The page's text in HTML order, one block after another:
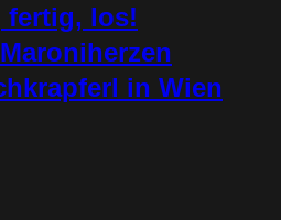
fertig, los!
in Wien